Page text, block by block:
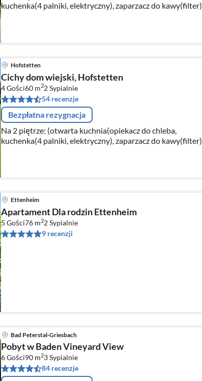
kuchenka(4 palniki, elektryczny), zaparzacz do kawy(filter)
Hofstetten
Cichy dom wiejski, Hofstetten
4 Gości60 m22Sypialnie
54 recenzje
Bezpłatna rezygnacja
Na 2 piętrze: (otwarta kuchnia(opiekacz do chleba,
kuchenka(4 palniki, elektryczny), zaparzacz do kawy(filter)
Ettenheim
Apartament Dla rodzin Ettenheim
5 Gości76 m22Sypialnie
9 recenzji
Bad Peterstal-Griesbach
Pobyt w Baden Vineyard View
6 Gości90 m23Sypialnie
84 recenzje